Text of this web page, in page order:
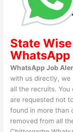
State
WhatsApp Job
with us directly, we
all the recruits. You
are requested not
found in more than
removed from all